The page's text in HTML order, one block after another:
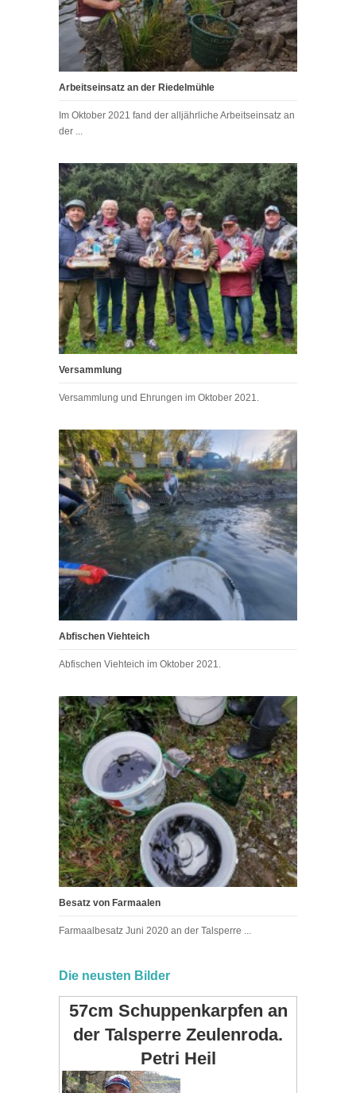
Arbeitseinsatz an der Riedelmühle
Im Oktober 2021 fand der alljährliche Arbeitseinsatz an
der ...
Versammlung
Versammlung und Ehrungen im Oktober 2021.
Abfischen Viehteich
Abfischen Viehteich im Oktober 2021.
Besatz von Farmaalen
Farmaalbesatz Juni 2020 an der Talsperre ...
Die neusten Bilder
57cm Schuppenkarpfen an
der Talsperre Zeulenroda.
Petri Heil